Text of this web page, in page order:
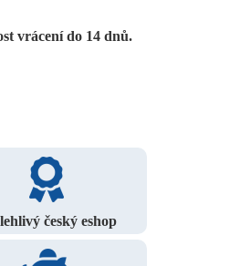
vrácení do 14 dnů.
český eshop